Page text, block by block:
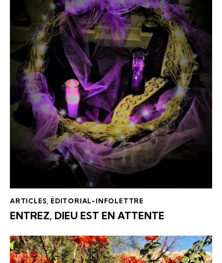
ARTICLES ÉDITORIAL-INFOLETTRE
ENTREZ, DIEU EST EN ATTENTE